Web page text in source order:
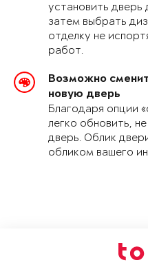
установить дверь
затем выбрать
отделку не
работ.
Возможно
новую дверь
Благодаря опции
легко обновить,
дверь. Облик
обликом вашего